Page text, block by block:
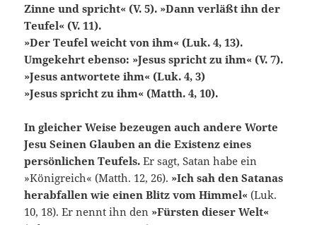
Zinne und spricht« (V. 5). »Dann verläßt ihn der
Teufel« (V. 11).
»Der Teufel weicht von ihm« (Luk. 4, 13).
Umgekehrt ebenso: »Jesus spricht zu ihm« (V. 7).
»Jesus antwortete ihm« (Luk. 4, 3)
»Jesus spricht zu ihm« (Matth. 4, 10).
In gleicher Weise bezeugen auch andere Worte
Jesu Seinen Glauben an die Existenz eines
persönlichen Teufels. Er sagt, Satan habe ein
»Königreich« (Matth. 12, 26). »Ich sah den Satanas
herabfallen wie einen Blitz vom Himmel« (Luk.
10, 18). Er nennt ihn den »Für­sten dieser Welt«